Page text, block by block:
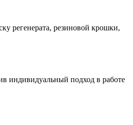
регенерата, резиновой крошки,
индивидуальный подход в работе